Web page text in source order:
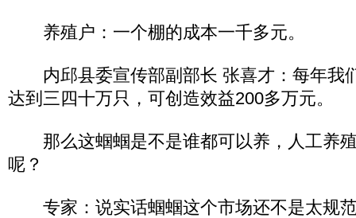
养殖户：一个棚的成本一千多元。
内邱县委宣传部副部长 张喜才：每年我
达到三四十万只，可创造效益200多万元。
那么这蝈蝈是不是谁都可以养，人工养
呢？
专家：说实话蝈蝈这个市场还不是太规